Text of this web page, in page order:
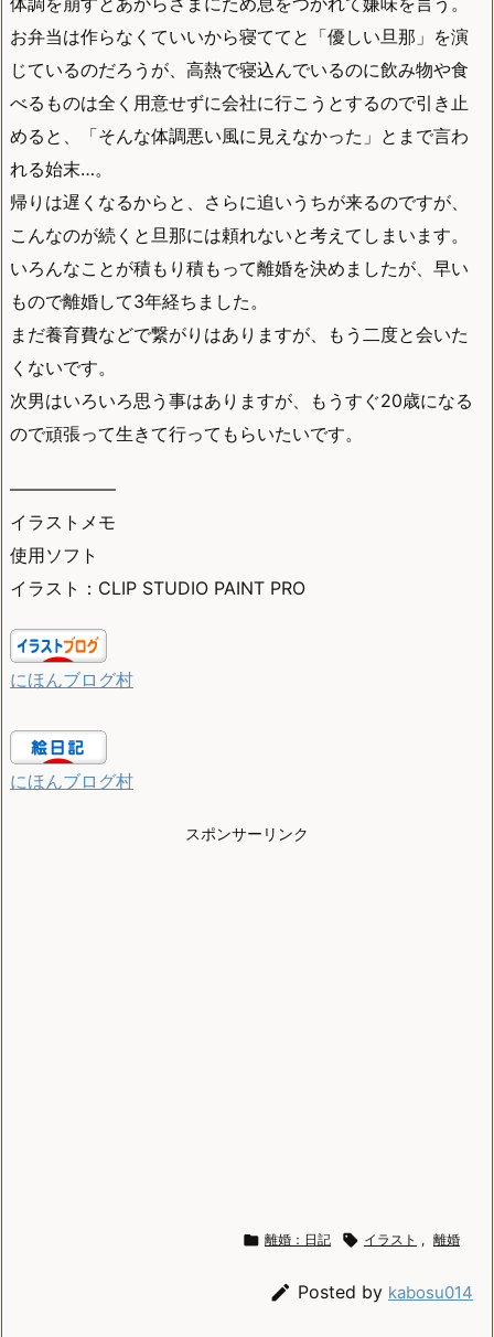
お弁当は作らなくていいから寝ててと「優しい旦那」を演
じているのだろうが、高熱で寝込んでいるのに飲み物や食
べるものは全く用意せずに会社に行こうとするので引き止
めると、「そんな体調悪い風に見えなかった」とまで言わ
れる始末…。
帰りは遅くなるからと、さらに追いうちが来るのですが、
こんなのが続くと旦那には頼れないと考えてしまいます。
いろんなことが積もり積もって離婚を決めましたが、早い
もので離婚して3年経ちました。
まだ養育費などで繋がりはありますが、もう二度と会いた
くないです。
次男はいろいろ思う事はありますが、もうすぐ20歳になる
ので頑張って生きて行ってもらいたいです。
——————
イラストメモ
使用ソフト
イラスト：CLIP STUDIO PAINT PRO
にほんブログ村
にほんブログ村
スポンサーリンク
 離婚：日記  イラスト , 離婚
 Posted by kabosu014